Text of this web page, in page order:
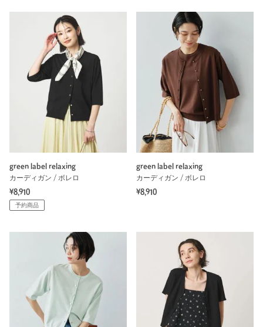
green label relaxing
カーディガン / ボレロ
¥8,910
予約商品
green label relaxing
カーディガン / ボレロ
¥8,910